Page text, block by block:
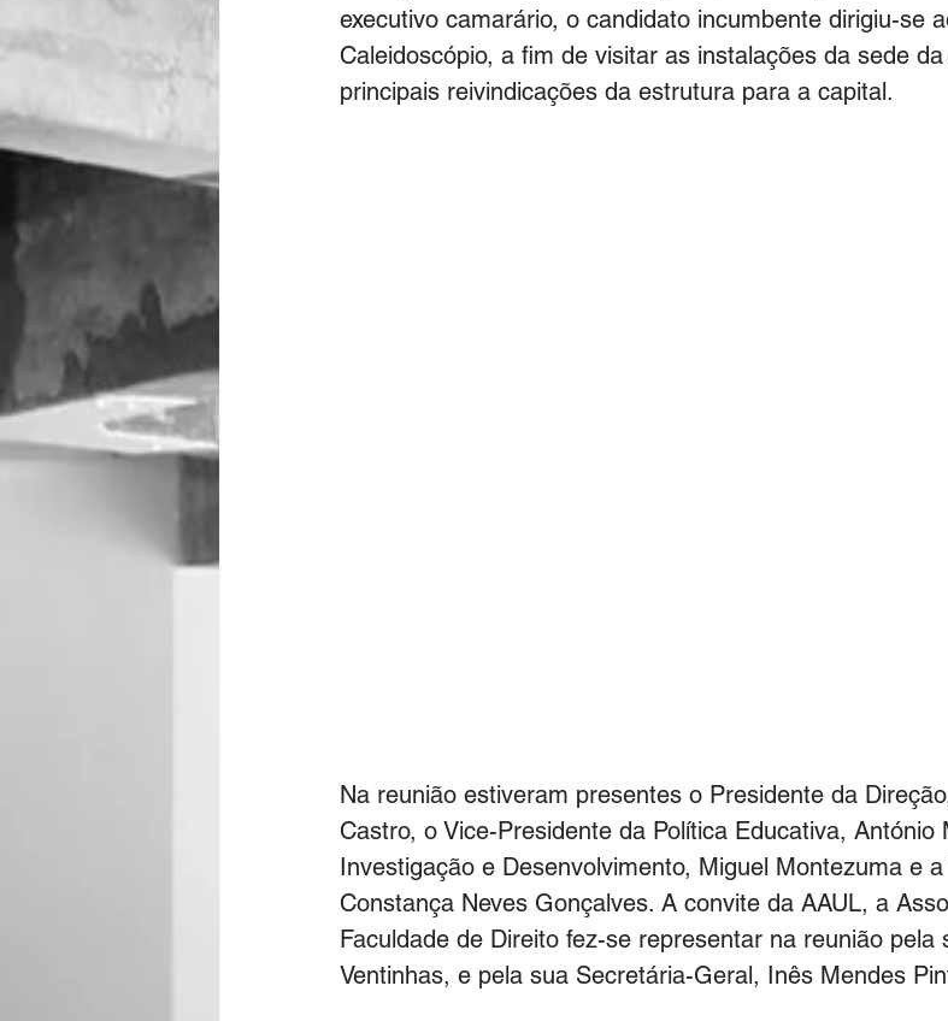
executivo camarário, o candidato incumbente dirigiu-se
Caleidoscópio, a fim de visitar as instalações da sede
principais reivindicações da estrutura para a capital.
Na reunião estiveram presentes o Presidente da
Castro, o Vice-Presidente da Política Educativa, António
Investigação e Desenvolvimento, Miguel Montezuma e
Constança Neves Gonçalves. A convite da AAUL, a
Faculdade de Direito fez-se representar na reunião pela
Ventinhas, e pela sua Secretária-Geral, Inês Mendes